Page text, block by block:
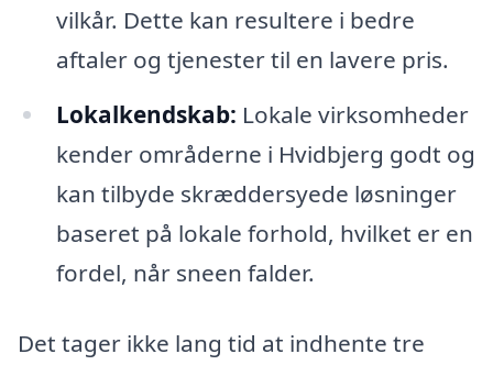
vilkår. Dette kan resultere i bedre
aftaler og tjenester til en lavere pris.
Lokalkendskab: Lokale virksomheder
kender områderne i Hvidbjerg godt og
kan tilbyde skræddersyede løsninger
baseret på lokale forhold, hvilket er en
fordel, når sneen falder.
Det tager ikke lang tid at indhente tre